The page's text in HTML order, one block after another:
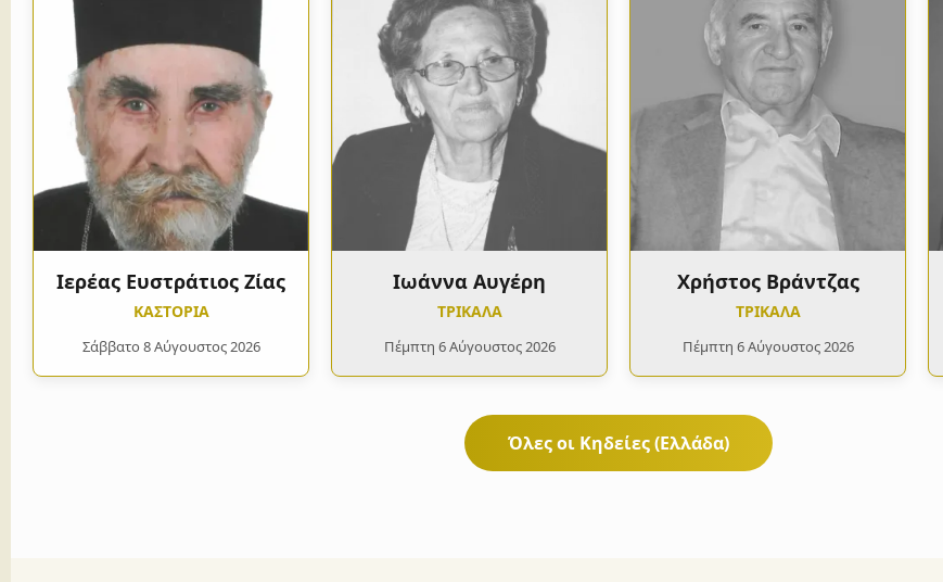
Ιερέας Ευστράτιος Ζίας
ΚΑΣΤΟΡΙΑ
Σάββατο 8 Αύγουστος 2026
Ιωάννα Αυγέρη
ΤΡΙΚΑΛΑ
Πέμπτη 6 Αύγουστος 2026
Χρήστος Βράντζας
ΤΡΙΚΑΛΑ
Πέμπτη 6 Αύγουστος 2026
Όλες οι Κηδείες (Ελλάδα)